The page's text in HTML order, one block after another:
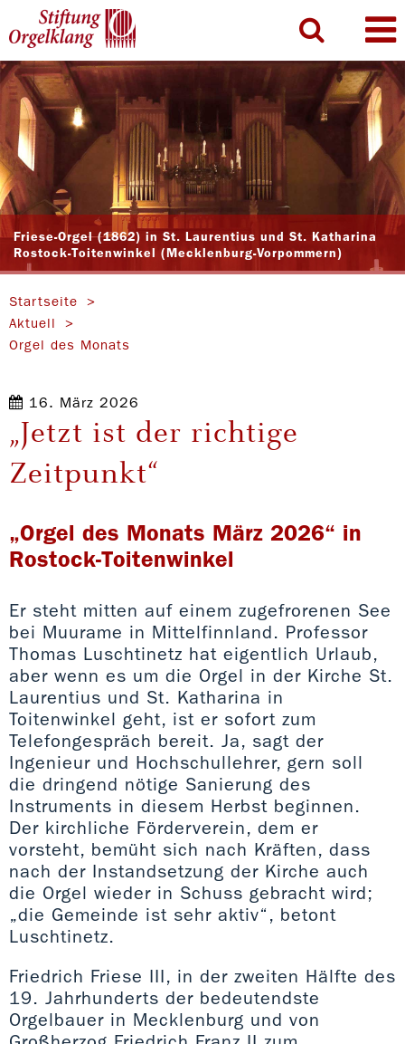
Friese-Orgel (1862) in St. Laurentius und St. Katharina
Rostock-Toitenwinkel (Mecklenburg-Vorpommern)
Startseite
Aktuell
Orgel des Monats
16. März 2026
„Jetzt ist der richtige
Zeitpunkt“
„Orgel des Monats März 2026“ in
Rostock-Toitenwinkel
Er steht mitten auf einem zugefrorenen See
bei Muurame in Mittelfinnland. Professor
Thomas Luschtinetz hat eigentlich Urlaub,
aber wenn es um die Orgel in der Kirche St.
Laurentius und St. Katharina in
Toitenwinkel geht, ist er sofort zum
Telefongespräch bereit. Ja, sagt der
Ingenieur und Hochschullehrer, gern soll
die dringend nötige Sanierung des
Instruments in diesem Herbst beginnen.
Der kirchliche Förderverein, dem er
vorsteht, bemüht sich nach Kräften, dass
nach der Instandsetzung der Kirche auch
die Orgel wieder in Schuss gebracht wird;
„die Gemeinde ist sehr aktiv“, betont
Luschtinetz.
Friedrich Friese III, in der zweiten Hälfte des
19. Jahrhunderts der bedeutendste
Orgelbauer in Mecklenburg und von